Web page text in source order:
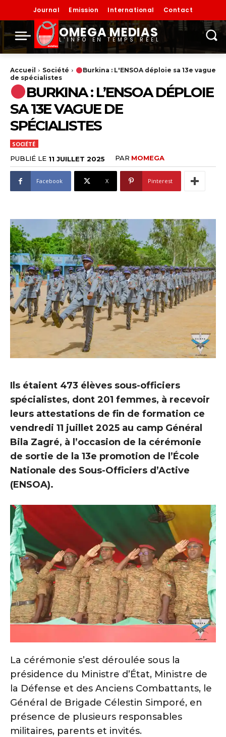
Journal Emission International Contact
OMEGA MEDIAS
L'INFO EN TEMPS RÉEL
Accueil Société
Burkina : L'ENSOA déploie sa 13e vague
de spécialistes
BURKINA : L’ENSOA DÉPLOIE
SA 13E VAGUE DE
SPÉCIALISTES
SOCIÉTÉ
PUBLIÉ LE 11 JUILLET 2025 PAR MOMEGA
Facebook X Pinterest
Ils étaient 473 élèves sous-officiers
spécialistes, dont 201 femmes, à recevoir
leurs attestations de fin de formation ce
vendredi 11 juillet 2025 au camp Général
Bila Zagré, à l’occasion de la cérémonie
de sortie de la 13e promotion de l’École
Nationale des Sous-Officiers d’Active
(ENSOA).
La cérémonie s’est déroulée sous la
présidence du Ministre d’État, Ministre de
la Défense et des Anciens Combattants, le
Général de Brigade Célestin Simporé, en
présence de plusieurs responsables
militaires, parents et invités.